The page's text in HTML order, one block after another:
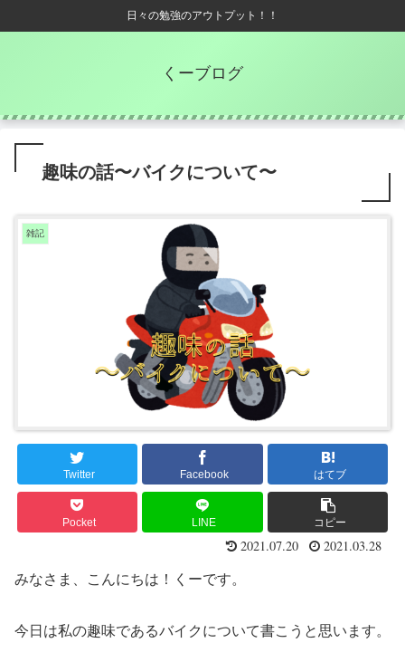
日々の勉強のアウトプット！！
くーブログ
趣味の話〜バイクについて〜
雑記
Twitter Facebook はてブ
Pocket LINE コピー
2021.07.20 2021.03.28
みなさま、こんにちは！くーです。
今日は私の趣味であるバイクについて書こうと思います。